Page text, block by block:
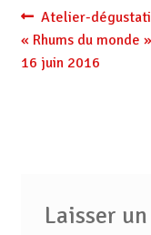
de
Article
précédent :
Atelier-
« Rhums du monde
16 juin 2016
Laisser